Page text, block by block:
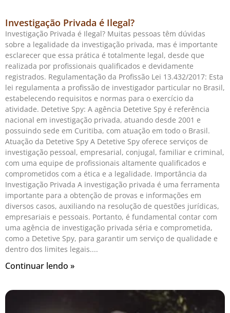
Investigação Privada é Ilegal?
Investigação Privada é Ilegal? Muitas pessoas têm dúvidas
sobre a legalidade da investigação privada, mas é importante
esclarecer que essa prática é totalmente legal, desde que
realizada por profissionais qualificados e devidamente
registrados. Regulamentação da Profissão Lei 13.432/2017: Esta
lei regulamenta a profissão de investigador particular no Brasil,
estabelecendo requisitos e normas para o exercício da
atividade. Detetive Spy: A agência Detetive Spy é referência
nacional em investigação privada, atuando desde 2001 e
possuindo sede em Curitiba, com atuação em todo o Brasil.
Atuação da Detetive Spy A Detetive Spy oferece serviços de
investigação pessoal, empresarial, conjugal, familiar e criminal,
com uma equipe de profissionais altamente qualificados e
comprometidos com a ética e a legalidade. Importância da
Investigação Privada A investigação privada é uma ferramenta
importante para a obtenção de provas e informações em
diversos casos, auxiliando na resolução de questões jurídicas,
empresariais e pessoais. Portanto, é fundamental contar com
uma agência de investigação privada séria e comprometida,
como a Detetive Spy, para garantir um serviço de qualidade e
dentro dos limites legais.
Continuar lendo »